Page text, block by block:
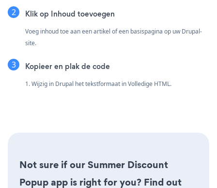
Klik op Inhoud toevoegen
Voeg inhoud toe aan een artikel of een basispagina op uw Drupal-
site.
Kopieer en plak de code
1. Wijzig in Drupal het tekstformaat in Volledige HTML.
Not sure if our Summer Discount
Popup app is right for you? Find out